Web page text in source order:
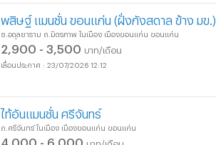
พสิษฐ์ แมนชั่น ขอนแก่น (ฝั่งกังสดาล ข้าง มข.)
ซ.อดุลยาราม ถ.มิตรภาพ ในเมือง เมืองขอนแก่น ขอนแก่น
2,900 - 3,500 บาท/เดือน
23/07/2026 12:12
ไท้อันแมนชั่น ศรีจันทร์
ถ.ศรีจันทร์ ในเมือง เมืองขอนแก่น ขอนแก่น
4,000 - 6,000 บาท/เดือน